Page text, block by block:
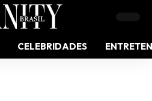
CELEBRIDADES